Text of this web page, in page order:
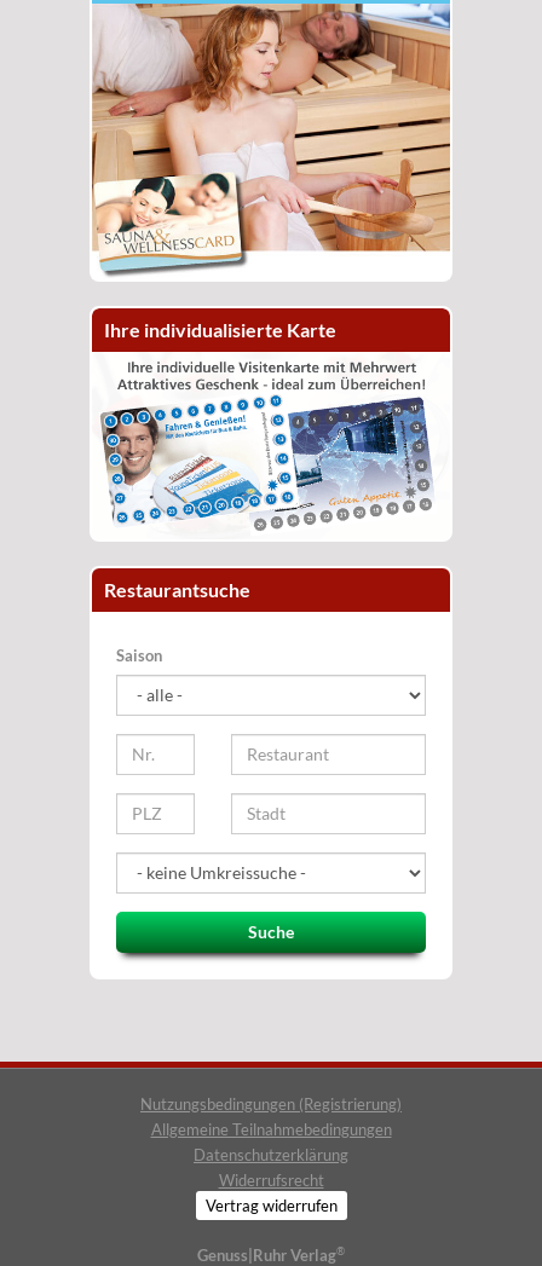
Ihre individualisierte Karte
Restaurantsuche
Saison
Suche
Nutzungsbedingungen (Registrierung)
Allgemeine Teilnahmebedingungen
Datenschutzerklärung
Widerrufsrecht
Vertrag widerrufen
Genuss|Ruhr Verlag®